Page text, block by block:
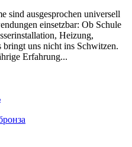
sind ausgesprochen universell
einsetzbar: Ob Schule
Heizung,
bringt uns nicht ins Schwitzen.
Erfahrung...